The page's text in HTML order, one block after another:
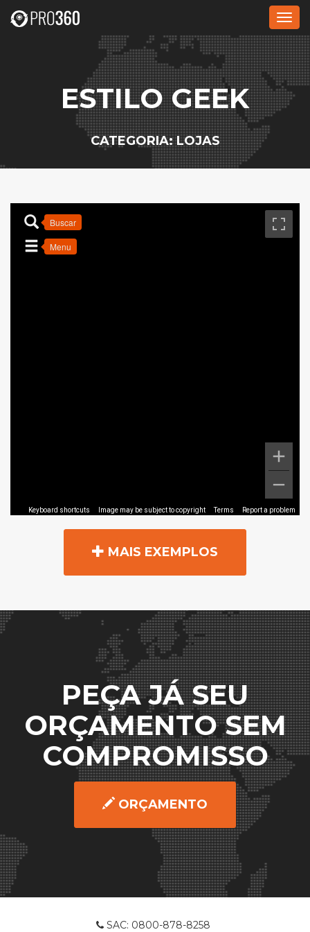
ESTILO GEEK
CATEGORIA: LOJAS
MAIS EXEMPLOS
PEÇA JÁ SEU
ORÇAMENTO SEM
COMPROMISSO
ORÇAMENTO
SAC: 0800-878-8258